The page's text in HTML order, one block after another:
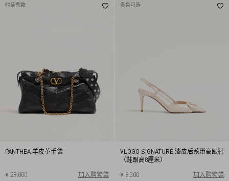
时装秀款
PANTHEA 羊皮革手袋
¥ 29,000 加入购物袋 34
36
多色可选
VLOGO SIGNATURE 漆皮后系带高跟鞋
（鞋跟高8厘米）
¥ 8,300
加入购物袋